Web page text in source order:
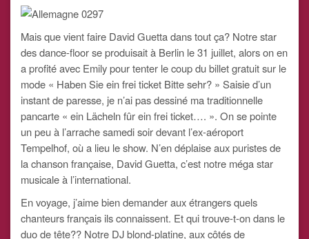
Mais que vient faire David Guetta dans tout ça? Notre star
des dance-floor se produisait à Berlin le 31 juillet, alors on en
a profité avec Emily pour tenter le coup du billet gratuit sur le
mode « Haben Sie ein frei ticket Bitte sehr? » Saisie d’un
instant de paresse, je n’ai pas dessiné ma traditionnelle
pancarte « ein Lächeln fûr ein frei ticket…. ». On se pointe
un peu à l’arrache samedi soir devant l’ex-aéroport
Tempelhof, où a lieu le show. N’en déplaise aux puristes de
la chanson française, David Guetta, c’est notre méga star
musicale à l’international.
En voyage, j’aime bien demander aux étrangers quels
chanteurs français ils connaissent. Et qui trouve-t-on dans le
duo de tête?? Notre DJ blond-platine, aux côtés de